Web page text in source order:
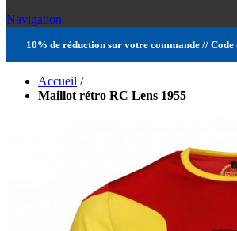
Navigation
10% de réduction sur votre commande //
Accueil /
Maillot rétro RC Lens 1955